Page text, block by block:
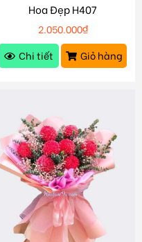
Hoa Đẹp H407
2.050.000₫
Chi tiết
Giỏ hàng